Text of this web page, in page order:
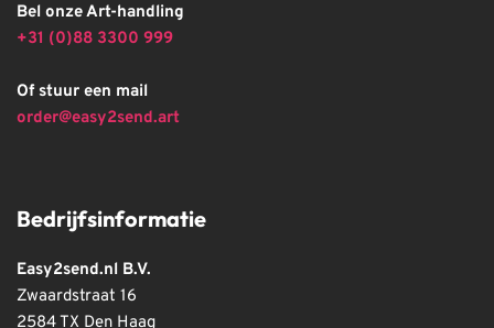
Bel onze Art-handling
+31 (0)88 3300 999
Of stuur een mail
order@easy2send.art
Bedrijfsinformatie
Easy2send.nl B.V.
Zwaardstraat 16
2584 TX Den Haag